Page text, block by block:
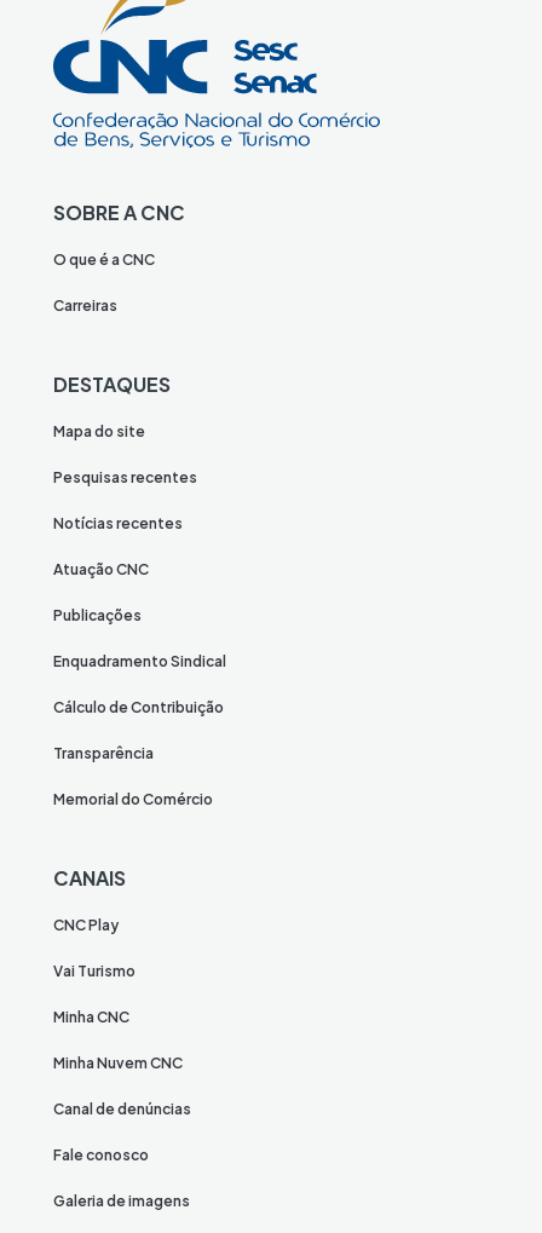
SOBRE A CNC
O que é a CNC
Carreiras
DESTAQUES
Mapa do site
Pesquisas recentes
Notícias recentes
Atuação CNC
Publicações
Enquadramento Sindical
Cálculo de Contribuição
Transparência
Memorial do Comércio
CANAIS
CNC Play
Vai Turismo
Minha CNC
Minha Nuvem CNC
Canal de denúncias
Fale conosco
Galeria de imagens